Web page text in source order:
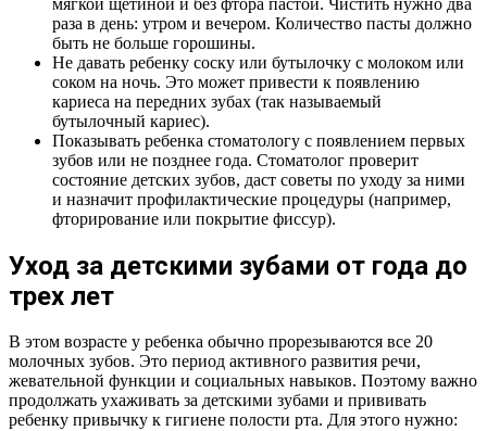
раза в день: утром и вечером. Количество пасты должно
быть не больше горошины.
Не давать ребенку соску или бутылочку с молоком или
соком на ночь. Это может привести к появлению
кариеса на передних зубах (так называемый
бутылочный кариес).
Показывать ребенка стоматологу с появлением первых
зубов или не позднее года. Стоматолог проверит
состояние детских зубов, даст советы по уходу за ними
и назначит профилактические процедуры (например,
фторирование или покрытие фиссур).
Уход за детскими зубами от года до
трех лет
В этом возрасте у ребенка обычно прорезываются все 20
молочных зубов. Это период активного развития речи,
жевательной функции и социальных навыков. Поэтому важно
продолжать ухаживать за детскими зубами и прививать
ребенку привычку к гигиене полости рта. Для этого нужно: